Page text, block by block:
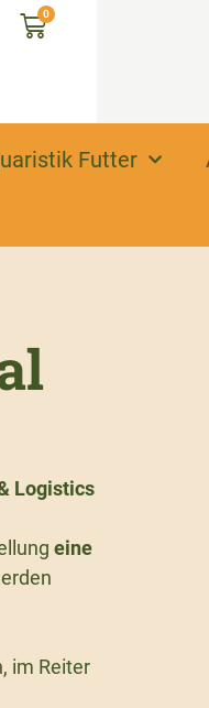
0
Futter
Logistics
eine
im Reiter